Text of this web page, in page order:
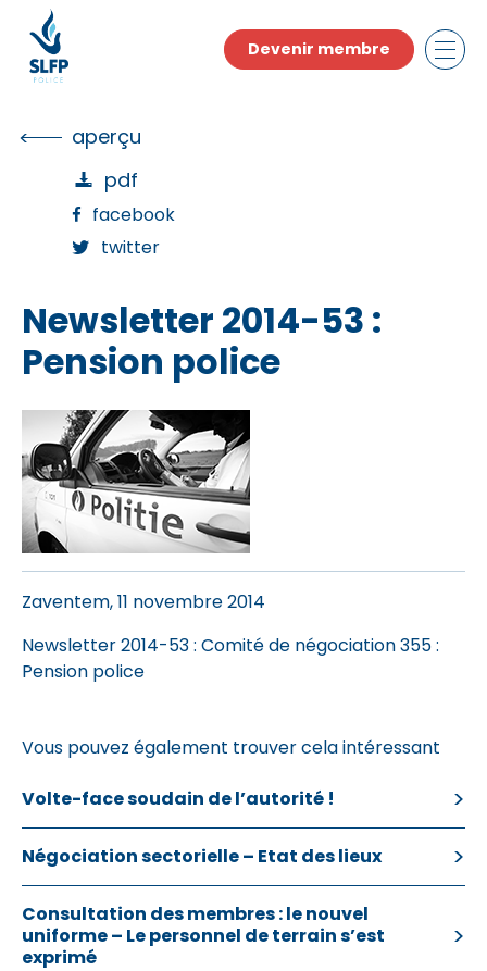
content
Devenir membre
aperçu
pdf
facebook
twitter
Newsletter 2014-53 :
Pension police
Zaventem, 11 novembre 2014
Newsletter 2014-53: Comité de négociation 355 :
Pension police
Vous pouvez également trouver cela intéressant
Volte-face soudain de l’autorité !
Négociation sectorielle – Etat des lieux
Consultation des membres : le nouvel
uniforme – Le personnel de terrain s’est
exprimé